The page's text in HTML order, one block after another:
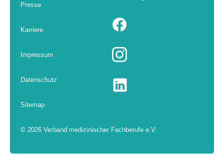
Presse
Karriere
Impressum
Datenschutz
Sitemap
© 2026 Verband medizinischer Fachberufe e.V.